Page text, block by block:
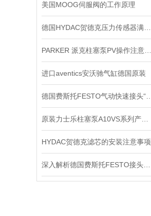
美国MOOG伺服阀的工作原理
进口aventics安沃驰气缸德国原装
HYDAC贺德克滤芯的安装注意事项